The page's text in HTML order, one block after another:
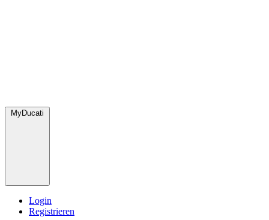
MyDucati
Login
Registrieren